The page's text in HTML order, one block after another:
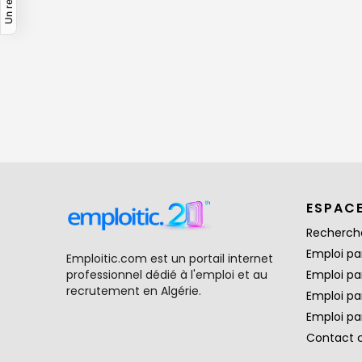
Emploitic.com est un portail internet
professionnel dédié à l'emploi et au
recrutement en Algérie.
Emploi
Emploi
Emploi
Emploi
Contact